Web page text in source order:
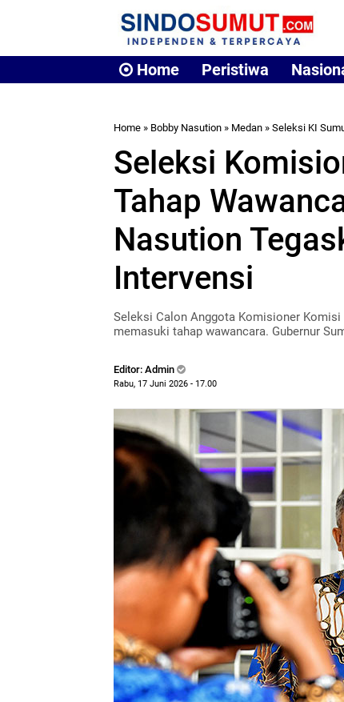
Home Peristiwa
Home » Bobby Nasution » Medan » Seleksi KI
Seleksi
Tahap
Nasution
Intervensi
Seleksi Calon Anggota Komisioner
memasuki tahap wawancara. Gubernur
Editor: Admin
Rabu, 17 Juni 2026 - 17.00